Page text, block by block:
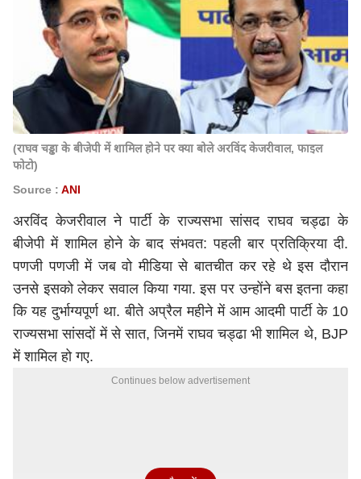
(राघव चड्ढा के बीजेपी में शामिल होने पर क्या बोले अरविंद केजरीवाल, फाइल
फोटो)
Source : ANI
अरविंद केजरीवाल ने पार्टी के राज्यसभा सांसद राघव चड्ढा के
बीजेपी में शामिल होने के बाद संभवत: पहली बार प्रतिक्रिया दी.
पणजी पणजी में जब वो मीडिया से बातचीत कर रहे थे इस दौरान
उनसे इसको लेकर सवाल किया गया. इस पर उन्होंने बस इतना कहा
कि यह दुर्भाग्यपूर्ण था. बीते अप्रैल महीने में आम आदमी पार्टी के 10
राज्यसभा सांसदों में से सात, जिनमेंराघव चड्ढाभी शामिल थे, BJP
में शामिल हो गए.
Continues below advertisement